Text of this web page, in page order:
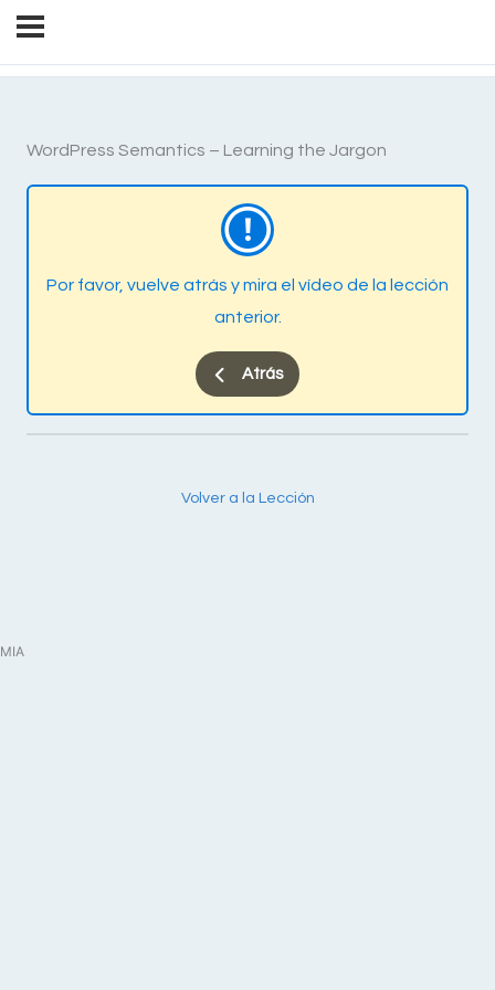
WordPress Semantics – Learning the Jargon
Por favor, vuelve atrás y mira el vídeo de la lección
anterior.
Atrás
Volver a la Lección
MIA